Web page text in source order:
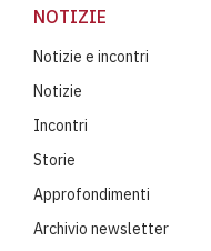
NOTIZIE
Notizie e incontri
Notizie
Incontri
Storie
Approfondimenti
Archivio newsletter